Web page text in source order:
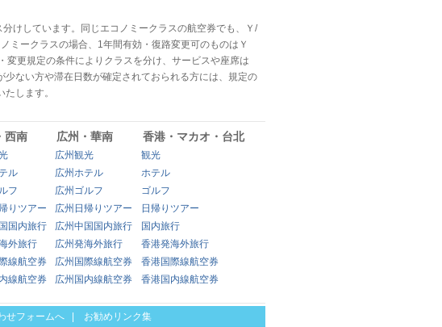
けしています。同じエコノミークラスの航空券でも、Ｙ/
ミークラスの場合、1年間有効・復路変更可のものはＹ
更規定の条件によりクラスを分け、サービスや座席は
ない方や滞在日数が確定されておられる方には、規定の
します。
西南 広州・華南 香港・マカオ・台北
広州観光
観光
ル 広州ホテル
ホテル
フ 広州ゴルフ
ゴルフ
りツアー 広州日帰りツアー
日帰りツアー
国内旅行 広州中国国内旅行
国内旅行
外旅行 広州発海外旅行
香港発海外旅行
線航空券 広州国際線航空券
香港国際線航空券
線航空券 広州国内線航空券 香港国内線航空券
せフォームへ お勧めリンク集